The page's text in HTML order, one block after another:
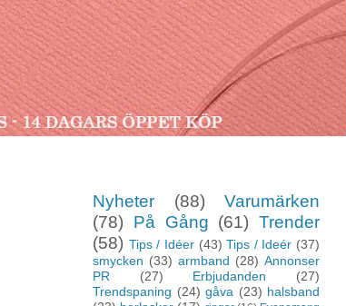
Nyheter (88)
Varumärken
(78)
På Gång (61) Trender
(58) Tips / Idéer (43) Tips / Ideér (37)
smycken (33) armband (28) Annonser
PR
(27) Erbjudanden
(27)
Trendspaning (24) gåva (23) halsband